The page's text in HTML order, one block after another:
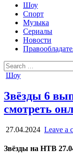
Шоу
Спорт
Музыка
Сериалы
Новости
Search
for:
Posted
Шоу
Звёзды 6
смотреть
27.04.2024 Leave a
Звёзды на НТВ